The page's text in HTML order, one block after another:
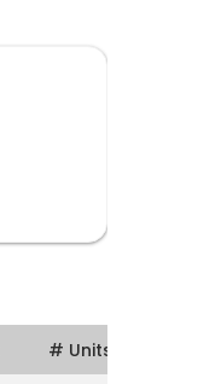
# Units